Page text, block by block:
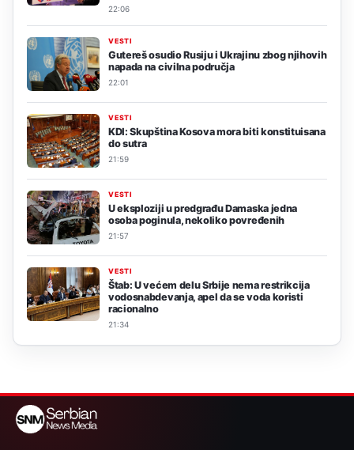
22:06
VESTI
Gutereš osudio Rusiju i Ukrajinu zbog njihovih
napada na civilna područja
22:01
VESTI
KDI: Skupština Kosova mora biti konstituisana
do sutra
21:59
VESTI
U eksploziji u predgrađu Damaska jedna
osoba poginula, nekoliko povređenih
21:57
VESTI
Štab: U većem delu Srbije nema restrikcija
vodosnabdevanja, apel da se voda koristi
racionalno
21:34